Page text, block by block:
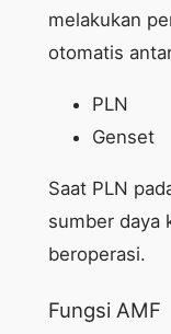
melakukan
otomatis
PLN
Genset
Saat PLN
sumber daya
beroperasi.
Fungsi AMF